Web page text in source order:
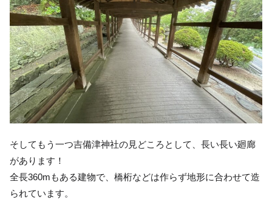
そしてもう一つ吉備津神社の見どころとして、長い長い廻廊
があります！
全長360mもある建物で、橋桁などは作らず地形に合わせて造
られています。